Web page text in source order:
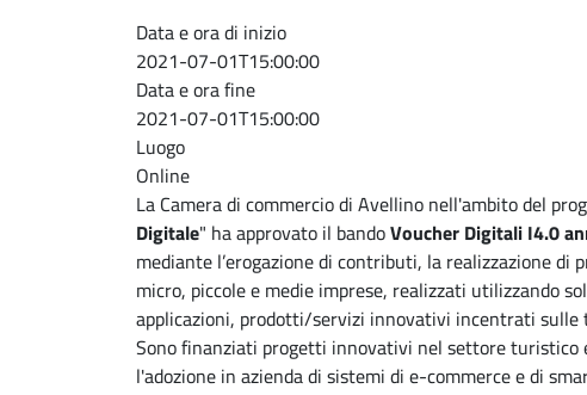
Data e ora di inizio
2021-07-01T15:00:00
Data e ora fine
2021-07-01T15:00:00
Luogo
Online
La Camera di commercio di Avellino nell'ambito del
Digitale" ha approvato il bandoVoucher Digitali I4.0
mediante l’erogazione di contributi, la realizzazione di
micro, piccole e medie imprese, realizzati utilizzando
applicazioni, prodotti/servizi innovativi incentrati sulle
Sono finanziati progetti innovativi nel settore turistico
l'adozione in azienda di sistemi di e-commerce e di